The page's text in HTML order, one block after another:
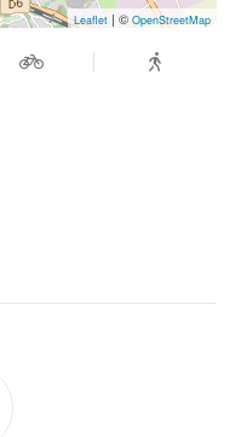
Leaflet | © OpenStreetMap